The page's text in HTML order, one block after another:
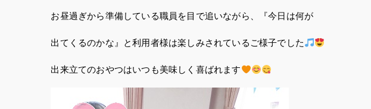
お昼過ぎから準備している職員を目で追いながら、『今日は何が
出てくるのかな』と利用者様は楽しみされているご様子でした
出来立てのおやつはいつも美味しく喜ばれます